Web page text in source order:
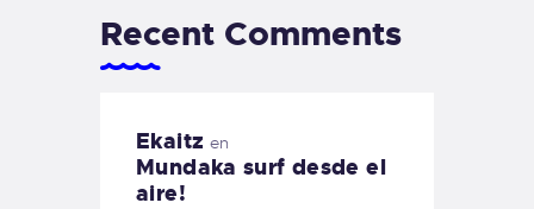
Recent Comments
Ekaitz en
Mundaka surf desde el
aire!